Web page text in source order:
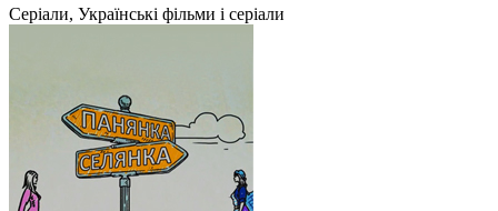
Серіали, Українські фільми і серіали